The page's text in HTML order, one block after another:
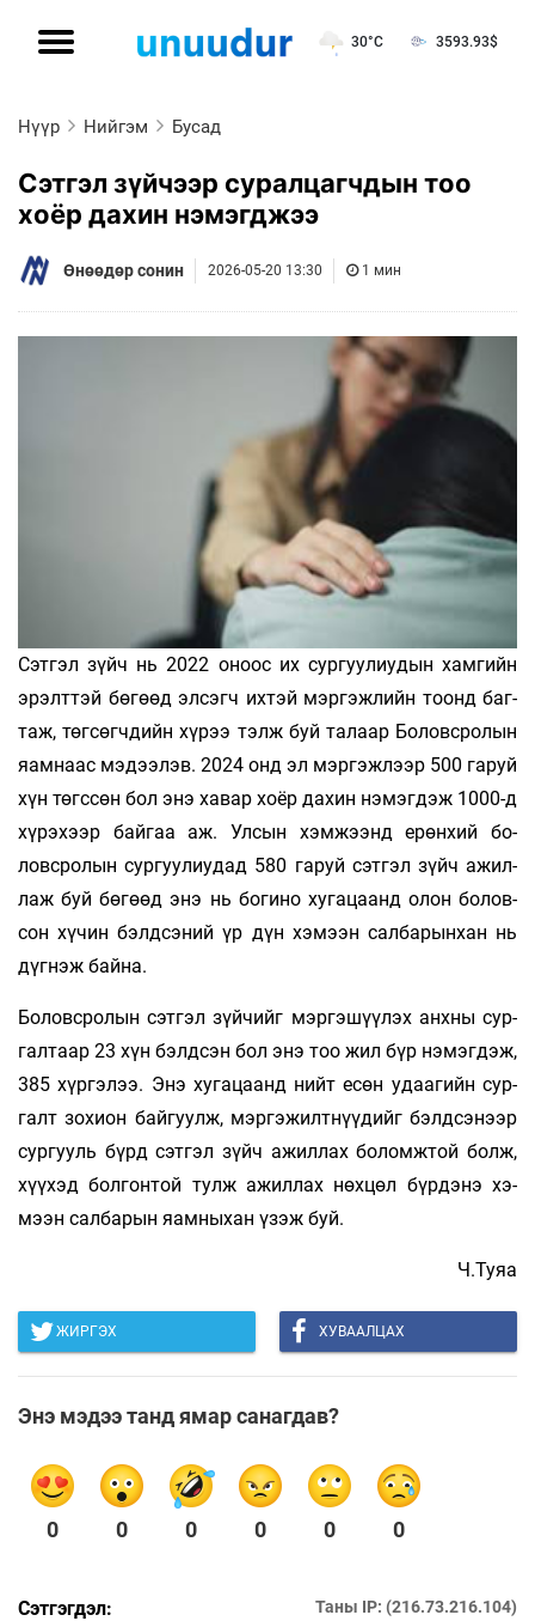
30°C 3593.93$
Нүүр Нийгэм Бусад
Сэтгэл зүйчээр суралцагчдын тоо
хоёр дахин нэмэгджээ
Өнөөдөр сонин 2026-05-20 13:30 1 мин
Сэтгэл зүйч нь 2022 оноос их сургуулиудын хамгийн
эрэлттэй бөгөөд элсэгч ихтэй мэргэжлийн тоонд баг­
таж, төгсөгчдийн хүрээ тэлж буй талаар Бо­ловсролын
яамнаас мэдээлэв. 2024 онд эл мэргэжлээр 500 гаруй
хүн төгссөн бол энэ хавар хоёр дахин нэмэгдэж 1000-д
хүрэхээр байгаа аж. Улсын хэмжээнд ерөнхий бо­­
ловсролын сургуулиудад 580 гаруй сэтгэл зүйч ажил­­­
лаж буй бөгөөд энэ нь богино хугацаанд олон болов­­
сон хүчин бэлдсэний үр дүн хэмээн салбарынхан нь
дүгнэж байна.
Боловсролын сэтгэл зүйчийг мэргэшүүлэх анхны сур­
галтаар 23 хүн бэлдсэн бол энэ тоо жил бүр нэ­мэгдэж,
385 хүргэлээ. Энэ хугацаанд нийт есөн удаагийн сур­
галт зохион байгуулж, мэргэжилтнүүдийг бэлд­сэнээр
сургууль бүрд сэтгэл зүйч ажиллах боломжтой болж,
хүүхэд болгонтой тулж ажиллах нөхцөл бүрдэнэ хэ­
мээн салбарын яамныхан үзэж буй.
Ч.Туяа
ЖИРГЭХ ХУВААЛЦАХ
Энэ мэдээ танд ямар санагдав?
0 0 0 0 0 0
Сэтгэгдэл: Таны IP: (216.73.216.104)